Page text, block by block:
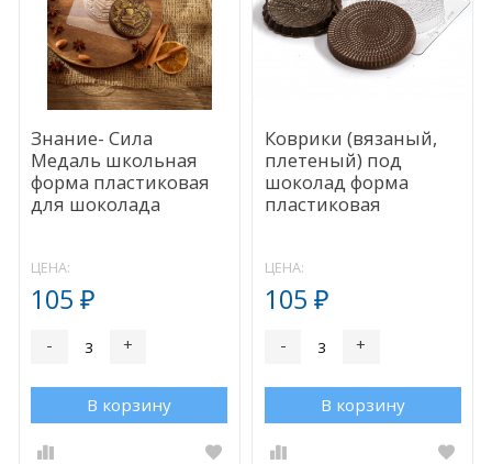
Знание- Сила
Медаль школьная
форма пластиковая
для шоколада
ЦЕНА:
105₽
- +
В корзину
Коврики (вязаный,
плетеный) под
шоколад форма
пластиковая
ЦЕНА:
105 ₽
- +
В корзину